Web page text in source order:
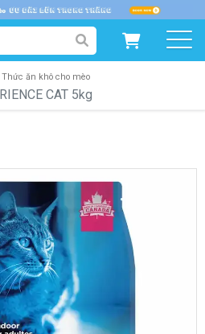
SẢN PHẨM
SẢN PHẨM DÀNH CHO CHÓ
Thức ăn khô cho mèo
CAT 5kg